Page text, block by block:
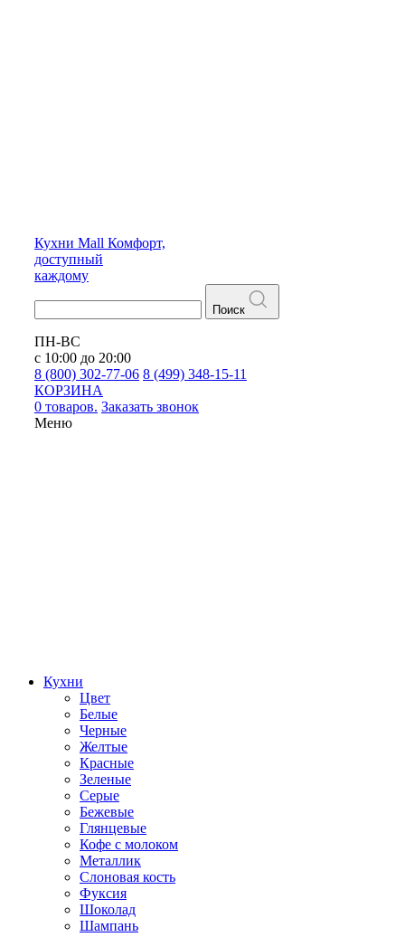
Кухни Mall Комфорт,
доступный
каждому
Поиск
ПН-ВС
с 10:00 до 20:00
8 (800) 302-77-06 8 (499) 348-15-11
КОРЗИНА
0 товаров. Заказать звонок
Меню
Кухни
Цвет
Белые
Черные
Желтые
Красные
Зеленые
Серые
Бежевые
Глянцевые
Кофе с молоком
Металлик
Слоновая кость
Фуксия
Шоколад
Шампань